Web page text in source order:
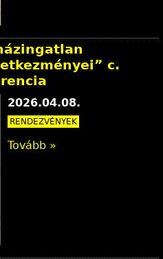
c.
2026.04.08.
RENDEZVÉNYEK
Tovább »